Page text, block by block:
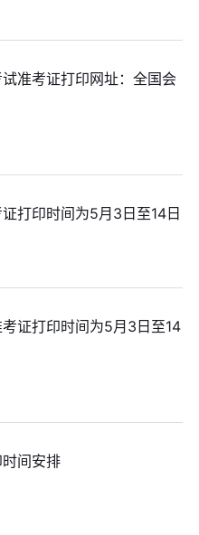
准考证打印网址：全国会
打印时间为5月3日至14日
证打印时间为5月3日至14
间安排